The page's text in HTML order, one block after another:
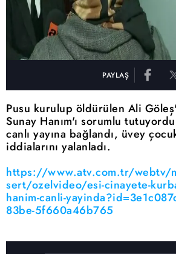
PAYLAŞ
Pusu kurulup öldürülen Ali
Sunay Hanım'ı sorumlu
canlı yayına bağlandı, üvey
iddialarını yalanladı.
https://www.atv.com.tr/webtv/
sert/ozelvideo/esi-cinayete-
hanim-canli-
83be-5f660a46b765